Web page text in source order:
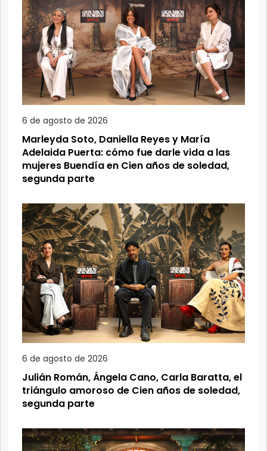
6 de agosto de 2026
Marleyda Soto, Daniella Reyes y María
Adelaida Puerta: cómo fue darle vida a las
mujeres Buendía en Cien años de soledad,
segunda parte
6 de agosto de 2026
Julián Román, Ángela Cano, Carla Baratta, el
triángulo amoroso de Cien años de soledad,
segunda parte